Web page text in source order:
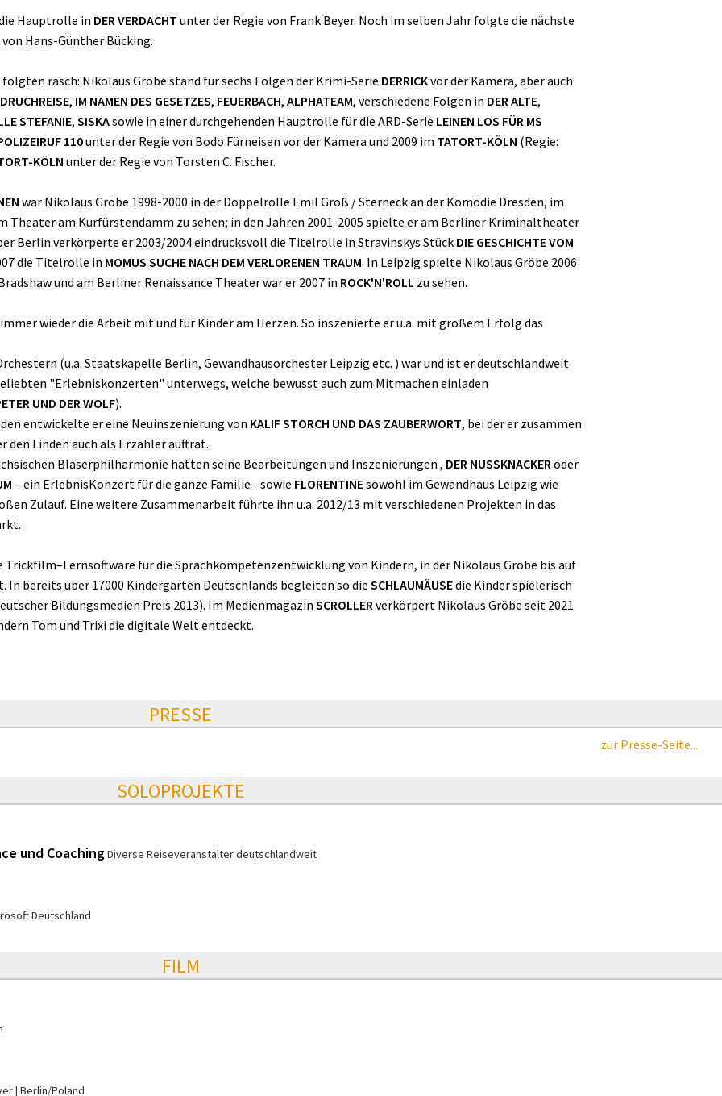
Hauptrolle in DER VERDACHT unter der Regie von Frank Beyer. Noch im selben Jahr folgte die nächste
von Hans-Günther Bücking.
rasch: Nikolaus Gröbe stand für sechs Folgen der Krimi-Serie DERRICKvor der Kamera, aber auch
, IM NAMEN DES GESETZES, FEUERBACH, ALPHATEAM, verschiedene Folgen in DER ALTE,
STEFANIE, SISKAsowie in einer durchgehenden Hauptrolle für die ARD-Serie LEINEN LOS FÜR MS
110unter der Regie von Bodo Fürneisen vor der Kamera und 2009 im TATORT-KÖLN (Regie:
KÖLN unter der Regie von Torsten C. Fischer.
war Nikolaus Gröbe 1998-2000 in der Doppelrolle Emil Groß / Sterneck an der Komödie Dresden, im
Theater am Kurfürstendamm zu sehen; in den Jahren 2001-2005 spielte er am Berliner Kriminaltheater
Berlin verkörperte er 2003/2004 eindrucksvoll die Titelrolle in Stravinskys Stück DIE GESCHICHTE VOM
die Titelrolle in MOMUS SUCHE NACH DEM VERLORENEN TRAUM. In Leipzig spielte Nikolaus Gröbe 2006
und am Berliner Renaissance Theater war er 2007 in ROCK'N'ROLL zu sehen.
wieder die Arbeit mit und für Kinder am Herzen. So inszenierte er u.a. mit großem Erfolg das
(u.a. Staatskapelle Berlin, Gewandhausorchester Leipzig etc. ) war und ist er deutschlandweit
"Erlebniskonzerten" unterwegs, welche bewusst auch zum Mitmachen einladen
UND DER WOLF).
entwickelte er eine Neuinszenierung von KALIF STORCH UND DAS ZAUBERWORT, bei der er zusammen
Linden auch als Erzähler auftrat.
Bläserphilharmonie hatten seine Bearbeitungen und Inszenierungen , DER NUSSKNACKERoder
– ein ErlebnisKonzert für die ganze Familie - sowie FLORENTINEsowohl im Gewandhaus Leipzig wie
Zulauf. Eine weitere Zusammenarbeit führte ihn u.a. 2012/13 mit verschiedenen Projekten in das
Trickfilm–Lernsoftware für die Sprachkompetenzentwicklung von Kindern, in der Nikolaus Gröbe bis auf
bereits über 17000 Kindergärten Deutschlands begleiten so die SCHLAUMÄUSEdie Kinder spielerisch
Bildungsmedien Preis 2013). Im MedienmagazinSCROLLERverkörpert Nikolaus Gröbe seit 2021
Tom und Trixi die digitale Welt entdeckt.
PRESSE
zur Presse-Seite...
SOLOPROJEKTE
und CoachingDiverse Reiseveranstalter deutschlandweit
Deutschland
FILM
Berlin/Poland